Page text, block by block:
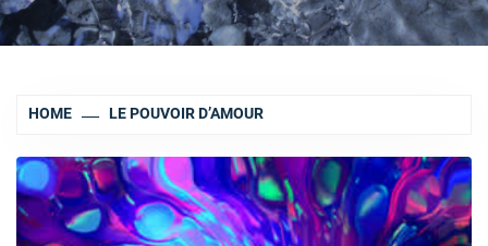
HOME LE POUVOIR D’AMOUR